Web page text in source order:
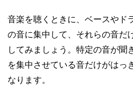
音楽を聴くときに、ベースやド
の音に集中して、それらの音だ
してみましょう。特定の音が聞
を集中させている音だけがはっ
なります。